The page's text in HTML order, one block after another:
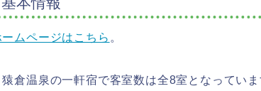
ムページはこちら 。
倉温泉の一軒宿で客室数は全8室となっていま